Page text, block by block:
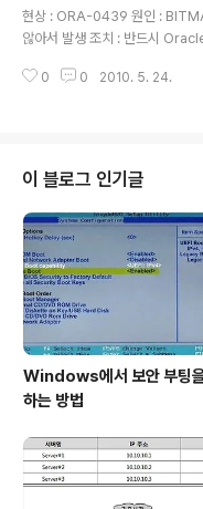
현상 : ORA-0439 원인 :
않아서 발생 조치 : 반드시
0 0 2010. 5. 24.
이 블로그 인기글
Windows에서 보안 부팅을
하는 방법